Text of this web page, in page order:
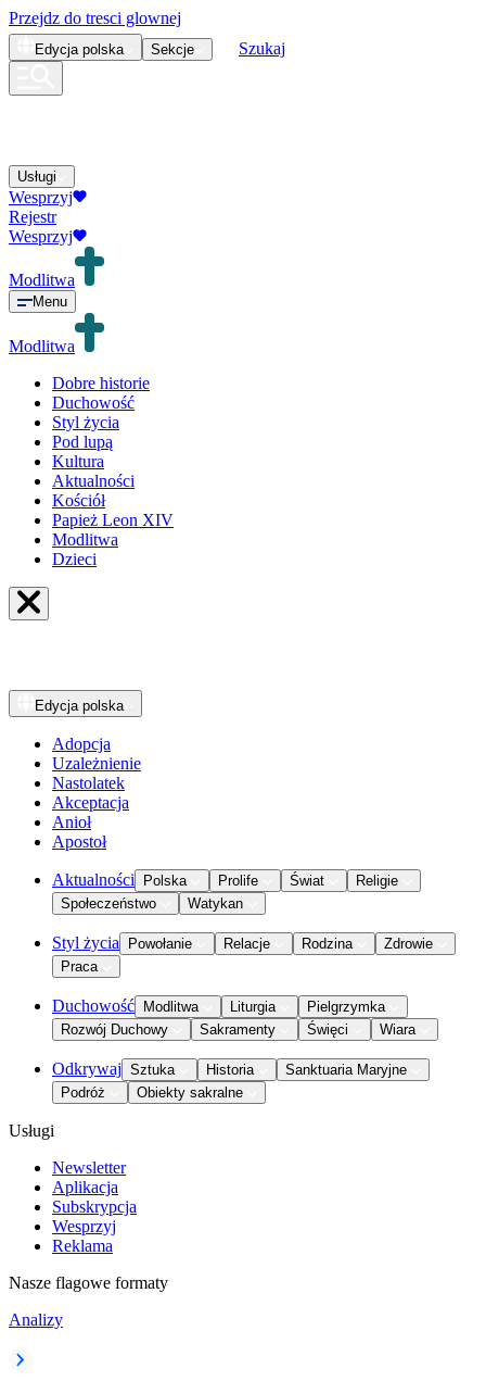
Przejdz do tresci glownej
Edycja polska Sekcje Szukaj
Usługi
Wesprzyj
Rejestr
Wesprzyj
Modlitwa
Menu
Modlitwa
Dobre historie
Duchowość
Styl życia
Pod lupą
Kultura
Aktualności
Kościół
Papież Leon XIV
Modlitwa
Dzieci
Edycja polska
Adopcja
Uzależnienie
Nastolatek
Akceptacja
Anioł
Apostoł
Aktualności Polska Prolife Świat
Religie
Społeczeństwo
Watykan
Styl życia Powołanie Relacje Rodzina
Zdrowie
Praca
Duchowość Modlitwa Liturgia
Pielgrzymka
Rozwój Duchowy
Sakramenty Święci Wiara
Odkrywaj Sztuka Historia
Sanktuaria Maryjne
Podróż
Obiekty sakralne
Usługi
Newsletter
Aplikacja
Subskrypcja
Wesprzyj
Reklama
Nasze flagowe formaty
Analizy